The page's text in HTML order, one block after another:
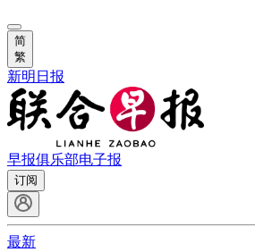
简
繁
新明日报
早报俱乐部电子报
订阅
最新